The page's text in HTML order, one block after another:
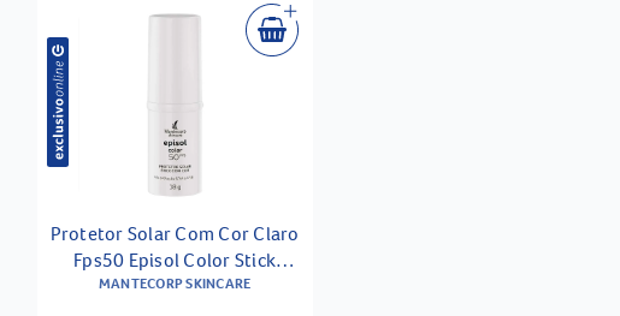
Protetor Solar Com Cor Claro
Fps50 Episol Color Stick
Mantecorp Skincare 18g
MANTECORP SKINCARE